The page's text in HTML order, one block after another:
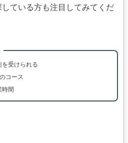
ている方も注目してみてくだ
を受けられる
コース
間